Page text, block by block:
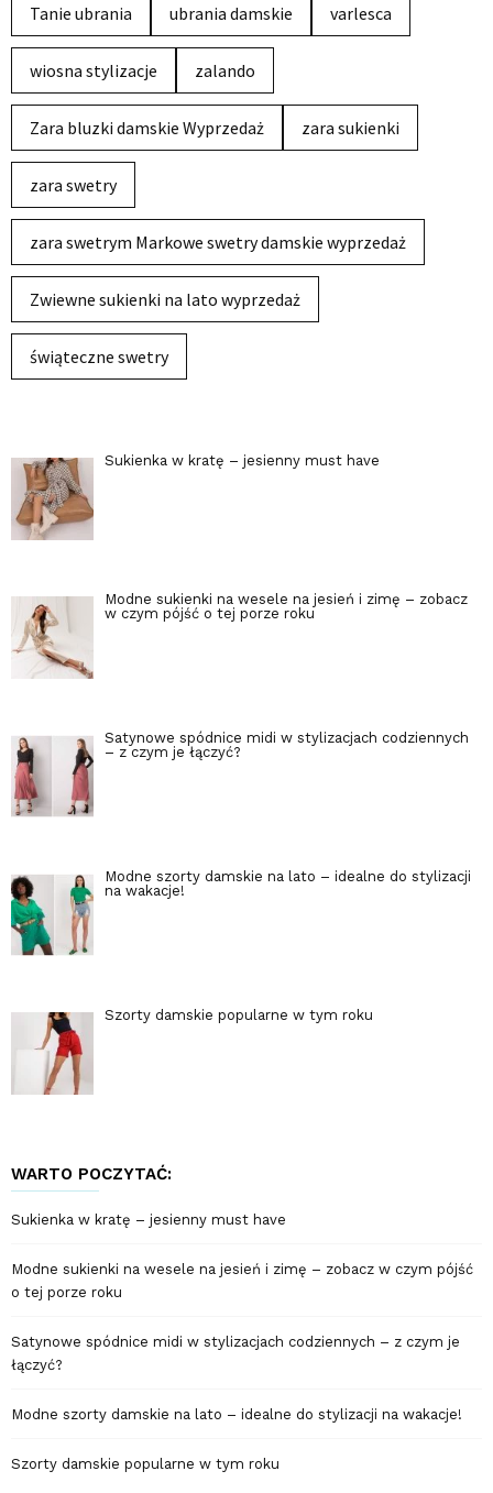
Tanie ubrania ubrania damskie varlesca
wiosna stylizacje zalando
Zara bluzki damskie Wyprzedaż zara sukienki
zara swetry
zara swetrym Markowe swetry damskie wyprzedaż
Zwiewne sukienki na lato wyprzedaż
świąteczne swetry
Sukienka w kratę – jesienny must have
Modne sukienki na wesele na jesień i zimę – zobacz
w czym pójść o tej porze roku
Satynowe spódnice midi w stylizacjach codziennych
– z czym je łączyć?
Modne szorty damskie na lato – idealne do stylizacji
na wakacje!
Szorty damskie popularne w tym roku
WARTO POCZYTAĆ:
Sukienka w kratę – jesienny must have
Modne sukienki na wesele na jesień i zimę – zobacz w czym pójść
o tej porze roku
Satynowe spódnice midi w stylizacjach codziennych – z czym je
łączyć?
Modne szorty damskie na lato – idealne do stylizacji na wakacje!
Szorty damskie popularne w tym roku